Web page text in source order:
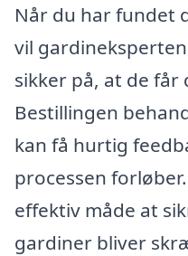
Når du har fundet
vil
sikker på, at de
Bestillingen
kan få hurtig
processen
effektiv måde at
gardiner bliver